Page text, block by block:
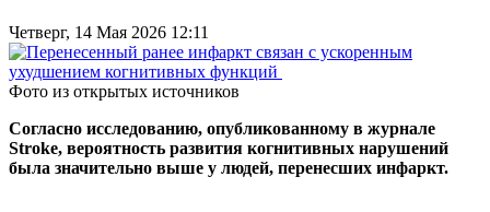
Четверг, 14 Мая 2026 12:11
Фото из открытых источников
Согласно исследованию, опубликованному в журнале
Stroke, вероятность развития когнитивных нарушений
была значительно выше у людей, перенесших инфаркт.